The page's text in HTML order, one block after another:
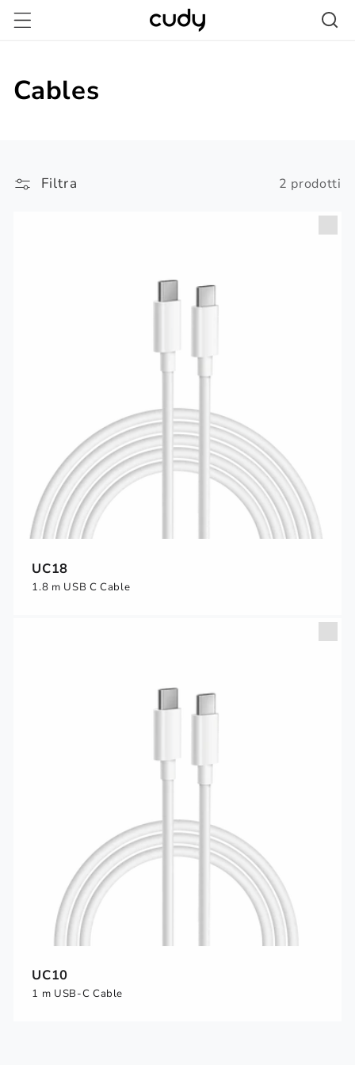
direttamente
Cables
Filtra 2 prodotti
UC18
1.8 m USB C Cable
UC10
1 m USB-C Cable